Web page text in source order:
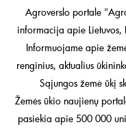
Agroverslo portale
informacija apie Lietuvos,
Informuojame apie
renginius, aktualius
Sąjungos žemė ūkį
Žemės ūkio naujienų
pasiekia apie 500 000